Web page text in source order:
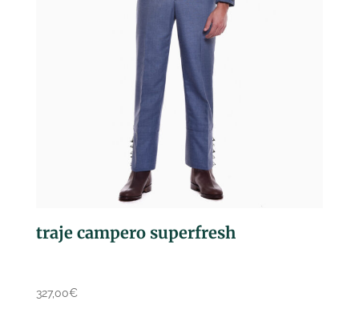
traje campero superfresh
327,00€